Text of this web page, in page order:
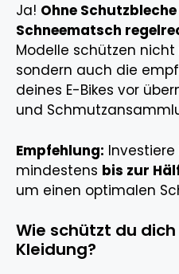
Ja! Ohne
Schneematsch
Modelle schützen
sondern auch die
deines E-Bikes vor
und
Empfehlung:
mindestens bis zur
um einen optimalen
Wie schützt du
Kleidung?